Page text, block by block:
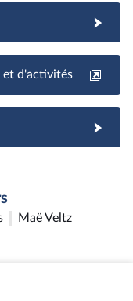
et d'activités
Maë Veltz